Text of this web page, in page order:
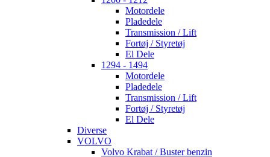
Motordele
Pladedele
Transmission / Lift
Fortøj / Styretøj
El Dele
1294 - 1494
Motordele
Pladedele
Transmission / Lift
Fortøj / Styretøj
El Dele
Diverse
VOLVO
Volvo Krabat / Buster benzin